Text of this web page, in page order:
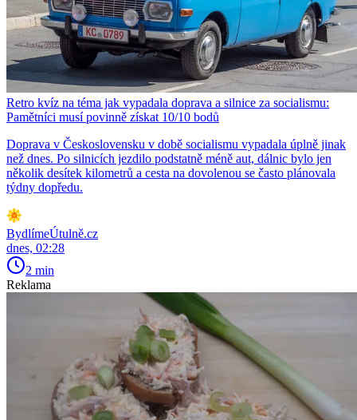
Retro kvíz na téma jak vypadala doprava a silnice za socialismu:
Pamětníci musí povinně získat 10/10 bodů
Doprava v Československu v době socialismu vypadala úplně jinak
než dnes. Po silnicích jezdilo podstatně méně aut, dálnic bylo jen
několik desítek kilometrů a cesta na dovolenou se často plánovala
týdny dopředu.
BydlímeÚtulně.cz
dnes, 02:28
2 min
Reklama